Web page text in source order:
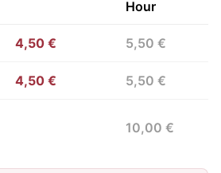
Hour
4,50 € 5,50 €
4,50 € 5,50 €
10,00 €